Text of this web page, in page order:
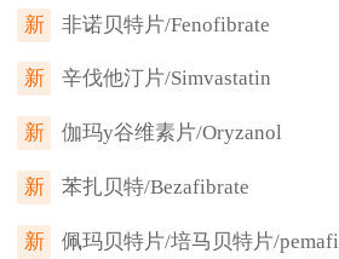
新 非诺贝特片/Fenofibrate
新 辛伐他汀片/Simvastatin
新 伽玛y谷维素片/Oryzanol
新 苯扎贝特/Bezafibrate
新 佩玛贝特片/培马贝特片/